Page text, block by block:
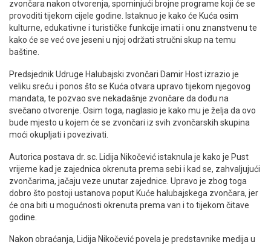
zvončara nakon otvorenja, spominjući brojne programe koji će se
provoditi tijekom cijele godine. Istaknuo je kako će Kuća osim
kulturne, edukativne i turističke funkcije imati i onu znanstvenu te
kako će se već ove jeseni u njoj održati stručni skup na temu
baštine.
Predsjednik Udruge Halubajski zvončari Damir Host izrazio je
veliku sreću i ponos što se Kuća otvara upravo tijekom njegovog
mandata, te pozvao sve nekadašnje zvončare da dođu na
svečano otvorenje. Osim toga, naglasio je kako mu je želja da ovo
bude mjesto u kojem će se zvončari iz svih zvončarskih skupina
moći okupljati i povezivati.
Autorica postava dr. sc. Lidija Nikočević istaknula je kako je Pust
vrijeme kad je zajednica okrenuta prema sebi i kad se, zahvaljujući
zvončarima, jačaju veze unutar zajednice. Upravo je zbog toga
dobro što postoji ustanova poput Kuće halubajskega zvončara, jer
će ona biti u mogućnosti okrenuta prema van i to tijekom čitave
godine.
Nakon obraćanja, Lidija Nikočević povela je predstavnike medija u